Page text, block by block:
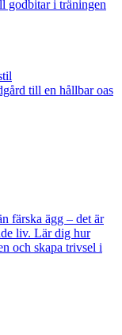
godbitar i träningen
till en hållbar oas
färska ägg – det är
liv. Lär dig hur
och skapa trivsel i